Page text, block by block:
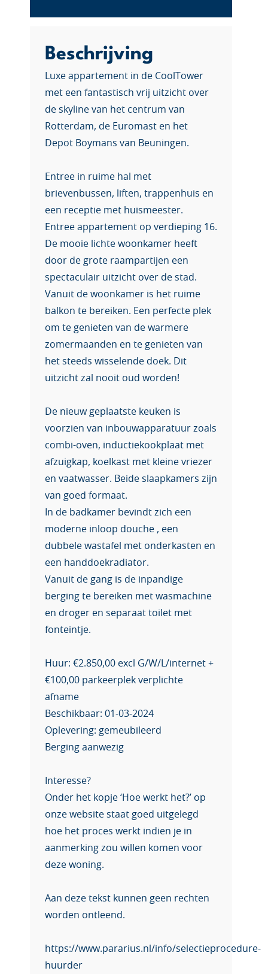
Beschrijving
Luxe appartement in de CoolTower
met een fantastisch vrij uitzicht over
de skyline van het centrum van
Rotterdam, de Euromast en het
Depot Boymans van Beuningen.
Entree in ruime hal met
brievenbussen, liften, trappenhuis en
een receptie met huismeester.
Entree appartement op verdieping 16.
De mooie lichte woonkamer heeft
door de grote raampartijen een
spectaculair uitzicht over de stad.
Vanuit de woonkamer is het ruime
balkon te bereiken. Een perfecte plek
om te genieten van de warmere
zomermaanden en te genieten van
het steeds wisselende doek. Dit
uitzicht zal nooit oud worden!
De nieuw geplaatste keuken is
voorzien van inbouwapparatuur zoals
combi-oven, inductiekookplaat met
afzuigkap, koelkast met kleine vriezer
en vaatwasser. Beide slaapkamers zijn
van goed formaat.
In de badkamer bevindt zich een
moderne inloop douche , een
dubbele wastafel met onderkasten en
een handdoekradiator.
Vanuit de gang is de inpandige
berging te bereiken met wasmachine
en droger en separaat toilet met
fonteintje.
Huur: €2.850,00 excl G/W/L/internet +
€100,00 parkeerplek verplichte
afname
Beschikbaar: 01-03-2024
Oplevering: gemeubileerd
Berging aanwezig
Interesse?
Onder het kopje ‘Hoe werkt het?’ op
onze website staat goed uitgelegd
hoe het proces werkt indien je in
aanmerking zou willen komen voor
deze woning.
Aan deze tekst kunnen geen rechten
worden ontleend.
https://www.pararius.nl/info/selectieprocedure-
huurder